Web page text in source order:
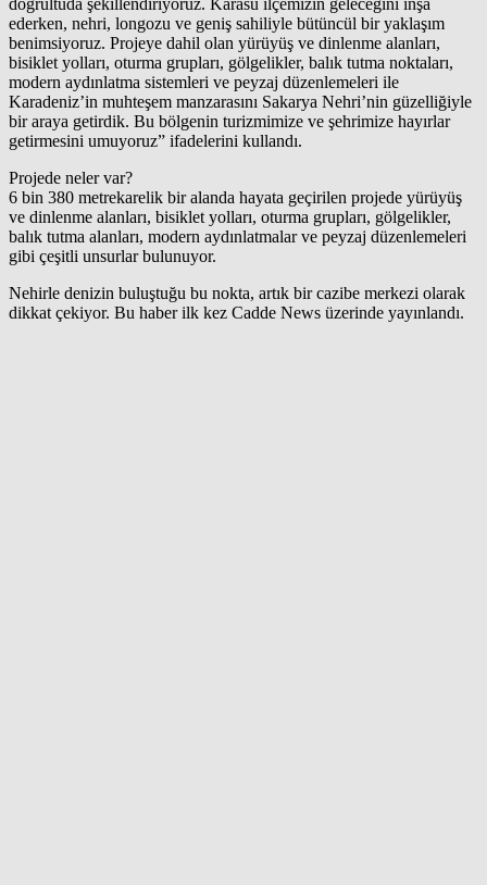
ederken, nehri, longozu ve geniş sahiliyle bütüncül bir yaklaşım
benimsiyoruz. Projeye dahil olan yürüyüş ve dinlenme alanları,
bisiklet yolları, oturma grupları, gölgelikler, balık tutma noktaları,
modern aydınlatma sistemleri ve peyzaj düzenlemeleri ile
Karadeniz’in muhteşem manzarasını Sakarya Nehri’nin güzelliğiyle
bir araya getirdik. Bu bölgenin turizmimize ve şehrimize hayırlar
getirmesini umuyoruz” ifadelerini kullandı.
Projede neler var?
6 bin 380 metrekarelik bir alanda hayata geçirilen projede yürüyüş
ve dinlenme alanları, bisiklet yolları, oturma grupları, gölgelikler,
balık tutma alanları, modern aydınlatmalar ve peyzaj düzenlemeleri
gibi çeşitli unsurlar bulunuyor.
Nehirle denizin buluştuğu bu nokta, artık bir cazibe merkezi olarak
dikkat çekiyor. Bu haber ilk kez Cadde News üzerinde yayınlandı.